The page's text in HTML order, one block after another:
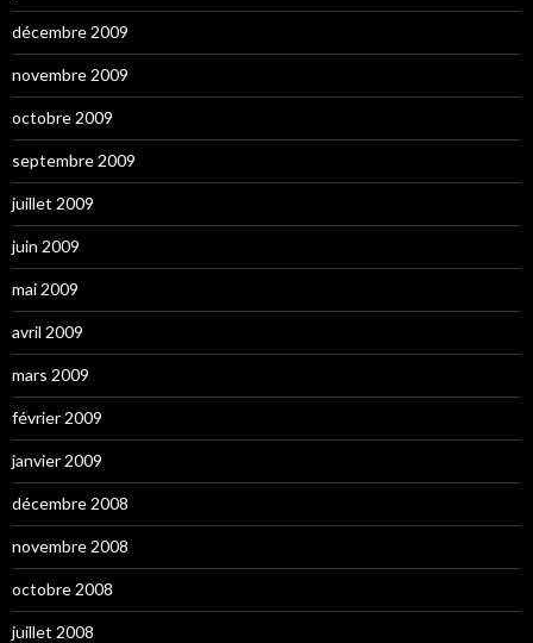
décembre 2009
novembre 2009
octobre 2009
septembre 2009
juillet 2009
juin 2009
mai 2009
avril 2009
mars 2009
février 2009
janvier 2009
décembre 2008
novembre 2008
octobre 2008
juillet 2008